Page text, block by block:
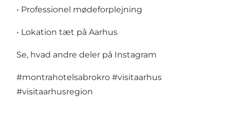
• Professionel mødeforplejning
• Lokation tæt på Aarhus
Se, hvad andre deler på Instagram
#montrahotelsabrokro #visitaarhus
#visitaarhusregion